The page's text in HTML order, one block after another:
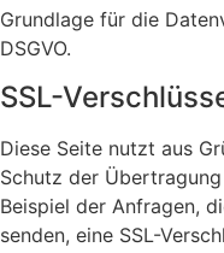
Grundlage für die
DSGVO.
SSL-
Diese Seite nutzt aus
Schutz der
Beispiel der Anfragen,
senden, eine SSL-